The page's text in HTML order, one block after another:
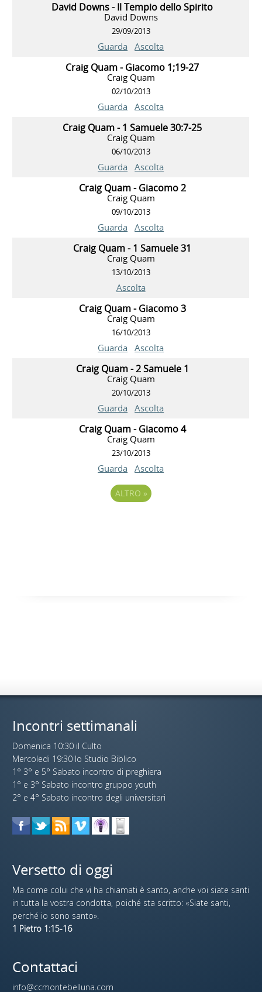
David Downs - Il Tempio dello Spirito
David Downs
29/09/2013
Guarda Ascolta
Craig Quam - Giacomo 1;19-27
Craig Quam
02/10/2013
Guarda Ascolta
Craig Quam - 1 Samuele 30:7-25
Craig Quam
06/10/2013
Guarda Ascolta
Craig Quam - Giacomo 2
Craig Quam
09/10/2013
Guarda Ascolta
Craig Quam - 1 Samuele 31
Craig Quam
13/10/2013
Ascolta
Craig Quam - Giacomo 3
Craig Quam
16/10/2013
Guarda Ascolta
Craig Quam - 2 Samuele 1
Craig Quam
20/10/2013
Guarda Ascolta
Craig Quam - Giacomo 4
Craig Quam
23/10/2013
Guarda Ascolta
ALTRO »
Incontri settimanali
Domenica 10:30 il Culto
Mercoledi 19:30 lo Studio Biblico
1° 3° e 5° Sabato incontro di preghiera
1° e 3° Sabato incontro gruppo youth
2° e 4° Sabato incontro degli universitari
Versetto di oggi
Ma come colui che vi ha chiamati è santo, anche voi siate santi
in tutta la vostra condotta, poiché sta scritto: «Siate santi,
perché io sono santo».
1 Pietro 1:15-16
Contattaci
info@ccmontebelluna.com